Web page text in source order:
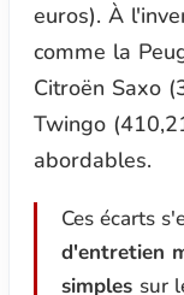
euros). À
comme la
Citroën Saxo
Twingo
abordables.
Ces écarts
d'entretien
simples sur